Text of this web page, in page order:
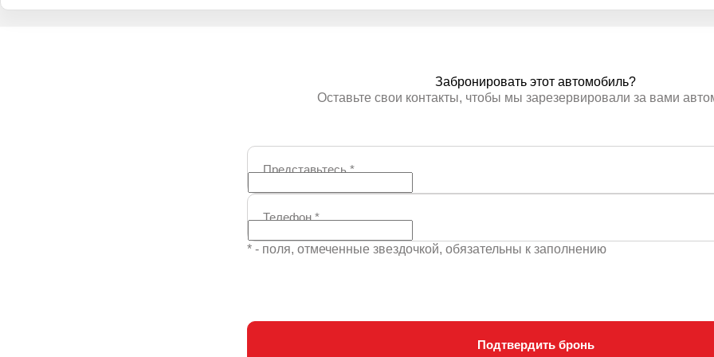
Забронировать этот автомобиль?
Оставьте свои контакты, чтобы мы зарезервировали за вами
Представьтесь*
Телефон*
* - поля, отмеченные звездочкой, обязательны к заполнению
Подтвердить бронь